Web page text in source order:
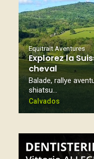
Equitrait Aventures
Explorez la
cheval
Balade, rallye
shiatsu…
Calvados